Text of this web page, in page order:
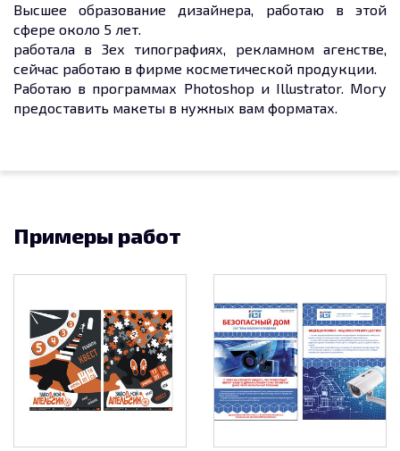
Высшее образование дизайнера, работаю в этой
сфере около 5 лет.
работала в 3ех типографиях, рекламном агенстве,
сейчас работаю в фирме косметической продукции.
Работаю в программах Photoshop и Illustrator. Могу
предоставить макеты в нужных вам форматах.
Примеры работ